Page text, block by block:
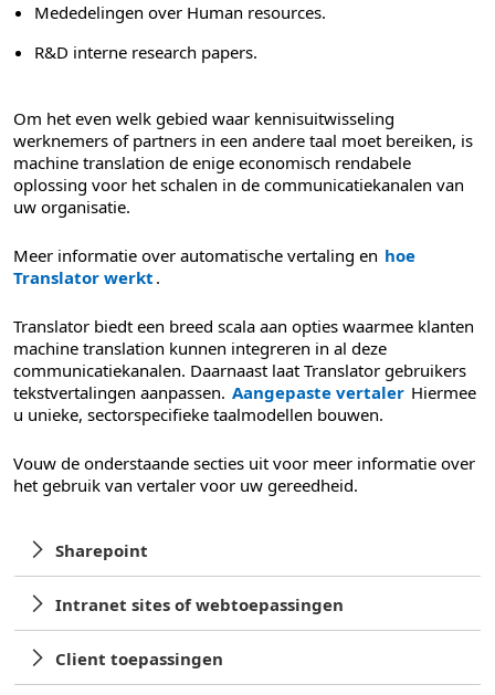
Mededelingen over Human resources.
R&D interne research papers.
Om het even welk gebied waar kennisuitwisseling
werknemers of partners in een andere taal moet bereiken, is
machine translation de enige economisch rendabele
oplossing voor het schalen in de communicatiekanalen van
uw organisatie.
Meer informatie over automatische vertaling en hoe
Translator werkt .
Translator biedt een breed scala aan opties waarmee klanten
machine translation kunnen integreren in al deze
communicatiekanalen. Daarnaast laat Translator gebruikers
tekstvertalingen aanpassen. Aangepaste vertaler Hiermee
u unieke, sectorspecifieke taalmodellen bouwen.
Vouw de onderstaande secties uit voor meer informatie over
het gebruik van vertaler voor uw gereedheid.
Sharepoint
Intranet sites of webtoepassingen
Client toepassingen